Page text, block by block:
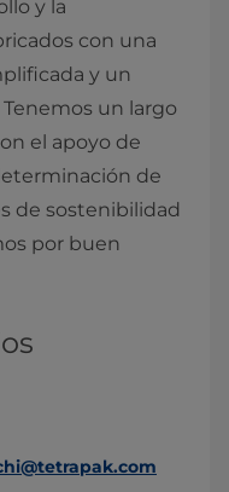
y la
con una
y un
un largo
el apoyo de
de
de sostenibilidad
por buen